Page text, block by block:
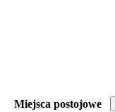
Miejsca postojowe